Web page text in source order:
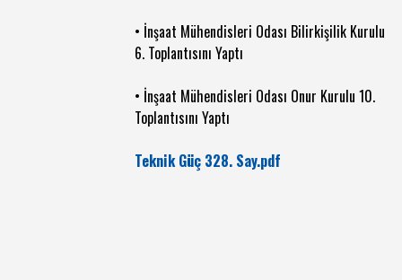
• İnşaat Mühendisleri Odası Bilirkişilik Kurulu
6. Toplantısını Yaptı
• İnşaat Mühendisleri Odası Onur Kurulu 10.
Toplantısını Yaptı
Teknik Güç 328. Say.pdf